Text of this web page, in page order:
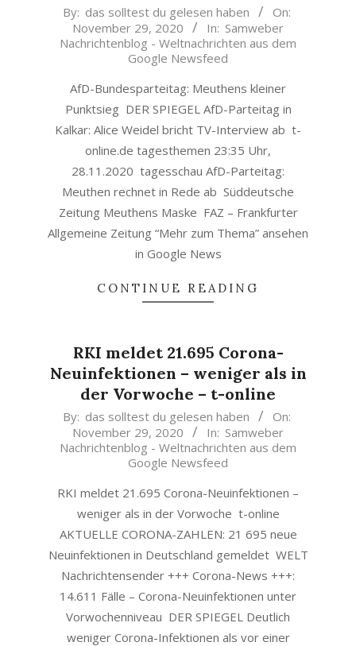
2020-
29
By: das solltest du gelesen haben
On:
November 29, 2020
In: Samweber
Nachrichtenblog - Weltnachrichten aus dem
Google Newsfeed
AfD-Bundesparteitag: Meuthens kleiner
Punktsieg DER SPIEGEL AfD-Parteitag in
Kalkar: Alice Weidel bricht TV-Interview ab t-
online.de tagesthemen 23:35 Uhr,
28.11.2020 tagesschau AfD-Parteitag:
Meuthen rechnet in Rede ab Süddeutsche
Zeitung Meuthens Maske FAZ – Frankfurter
Allgemeine Zeitung “Mehr zum Thema” ansehen
in Google News
CONTINUE READING
RKI meldet 21.695 Corona-
Neuinfektionen – weniger als in
der Vorwoche – t-online
2020-
29
By: das solltest du gelesen haben
On:
November 29, 2020
In: Samweber
Nachrichtenblog - Weltnachrichten aus dem
Google Newsfeed
RKI meldet 21.695 Corona-Neuinfektionen –
weniger als in der Vorwoche t-online
AKTUELLE CORONA-ZAHLEN: 21 695 neue
Neuinfektionen in Deutschland gemeldet WELT
Nachrichtensender +++ Corona-News +++:
14.611 Fälle – Corona-Neuinfektionen unter
Vorwochenniveau DER SPIEGEL Deutlich
weniger Corona-Infektionen als vor einer